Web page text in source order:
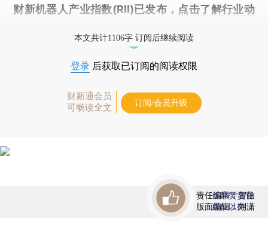
财新机器人产业指数(RII)已发布， 点击了解行业动
本文共计1106字 订阅后继续阅读
登录 后获取已订阅的阅读权限
财新通会员
可畅读全文
订阅/会员升级
责任编辑：贺信
版面编辑：刘潇
首席赞赏官
虚位以待